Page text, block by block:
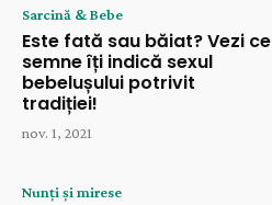
Sarcină & Bebe
Este fată sau băiat? Vezi ce
semne îți indică sexul
bebelușului potrivit
tradiției!
nov. 1, 2021
Nunți și mirese